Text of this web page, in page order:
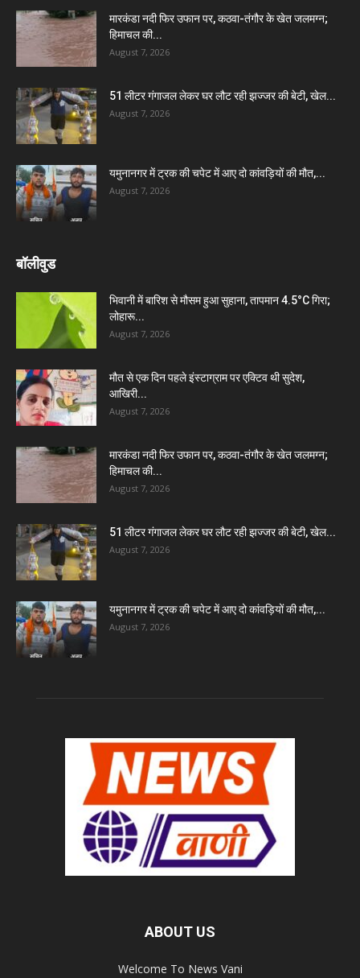
मारकंडा नदी फिर उफान पर, कठवा-तंगौर के खेत जलमग्न;
हिमाचल की...
August 7, 2026
51 लीटर गंगाजल लेकर घर लौट रही झज्जर की बेटी, खेल...
August 7, 2026
यमुनानगर में ट्रक की चपेट में आए दो कांवड़ियों की मौत,...
August 7, 2026
बॉलीवुड
भिवानी में बारिश से मौसम हुआ सुहाना, तापमान 4.5°C गिरा;
लोहारू...
August 7, 2026
मौत से एक दिन पहले इंस्टाग्राम पर एक्टिव थी सुदेश,
आखिरी...
August 7, 2026
मारकंडा नदी फिर उफान पर, कठवा-तंगौर के खेत जलमग्न;
हिमाचल की...
August 7, 2026
51 लीटर गंगाजल लेकर घर लौट रही झज्जर की बेटी, खेल...
August 7, 2026
यमुनानगर में ट्रक की चपेट में आए दो कांवड़ियों की मौत,...
August 7, 2026
ABOUT US
Welcome To News Vani